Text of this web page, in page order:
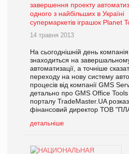
завершення проекту
одного з найбільших в Україні
супермаркетів іграшок Planet
14 травня 2013
На сьогоднішній день
знаходиться на
автоматизації, а точніше
переходу на нову систему
процесів від компанії GMS
детально про GMS Office
порталу TradeMaster.UA
фінансовий директор ТОВ
детальніше